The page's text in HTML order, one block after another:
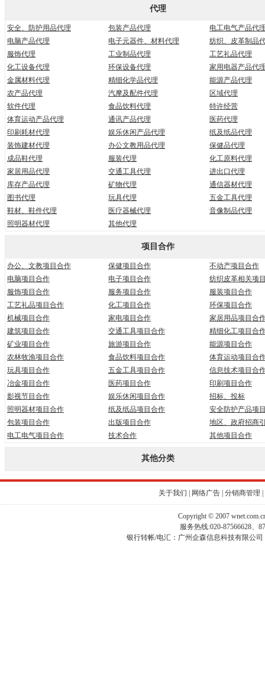
代理
安全、防护用品代理 包装产品代理
电工电气产品代
电脑产品代理
电子元器件、材料代理
纺织、皮革制品
服饰代理
工业制品代理
工艺礼品代理
化工设备代理
环保设备代理
家用电器产品代
金属材料代理
精细化学品代理
能源产品代理
农产品代理
汽摩及配件代理
区域代理
软件代理
食品饮料代理
特许经营
体育运动产品代理
通讯产品代理
医药代理
印刷耗材代理
娱乐休闲产品代理
纸及纸品代理
装饰建材代理
办公文教用品代理
保健品代理
成品鞋代理
服装代理
化工原料代理
家居用品代理
交通工具代理
进出口代理
库存产品代理
矿物代理
通信器材代理
图书代理
玩具代理
五金工具代理
鞋材、鞋件代理
医疗器械代理
音像制品代理
照明器材代理
其他代理
项目合作
办公、文教项目合作 保健项目合作
不动产项目合作
电脑项目合作
电子项目合作
纺织皮革相关项
服饰项目合作
服务项目合作
服装项目合作
工艺礼品项目合作
化工项目合作
环保项目合作
机械项目合作
家电项目合作
家居用品项目合
建筑项目合作
交通工具项目合作
精细化工项目合
矿业项目合作
旅游项目合作
能源项目合作
农林牧渔项目合作
食品饮料项目合作
体育运动项目合
玩具项目合作
五金工具项目合作
信息技术项目合
冶金项目合作
医药项目合作
印刷项目合作
影视节目合作
娱乐休闲项目合作
招标、投标
照明器材项目合作
纸及纸品项目合作
安全防护产品项
包装项目合作
出版项目合作
地区、政府招商
电工电气项目合作
技术合作 其他项目合作
其他分类
关于我们 网络广告 分销商管理
Copyright © 2007
服务热线:020-87566628、
银行转帐/电汇：广州企森信息科技有限公